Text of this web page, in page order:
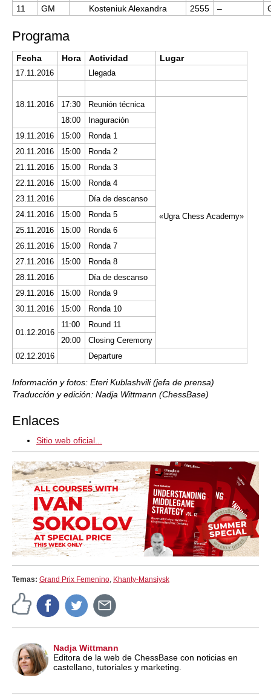
11
GM Kosteniuk Alexandra 2555 –
Programa
Fecha Hora Actividad Lugar
17.11.2016 Llegada
18.11.2016 17:30 Reunión técnica
«Ugra Chess Academy»
18:00
Inaguración
19.11.2016
15:00
Ronda 1
20.11.2016
15:00
Ronda 2
21.11.2016
15:00
Ronda 3
22.11.2016
15:00
Ronda 4
23.11.2016
Día de descanso
24.11.2016
15:00
Ronda 5
25.11.2016
15:00
Ronda 6
26.11.2016
15:00
Ronda 7
27.11.2016
15:00
Ronda 8
28.11.2016
Día de descanso
29.11.2016
15:00
Ronda 9
30.11.2016
15:00 Ronda 10
01.12.2016
11:00
Round 11
20:00
Closing Ceremony
02.12.2016
Departure
Información y fotos: Eteri Kublashvili (jefa de prensa)
Traducción y edición: Nadja Wittmann (ChessBase)
Enlaces
Sitio web oficial...
Temas: Grand Prix Femenino Khanty-Mansiysk
Nadja Wittmann
Editora de la web de ChessBase con noticias en
castellano, tutoriales y marketing.